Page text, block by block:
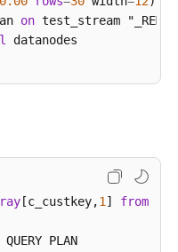
on test_stream
datanodes
[c_custkey,1 ] from